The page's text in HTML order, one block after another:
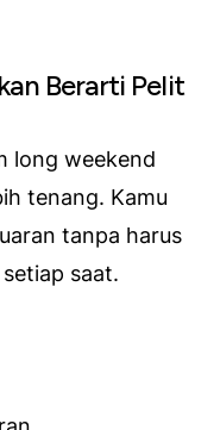
Berarti Pelit
long weekend
tenang. Kamu
tanpa harus
saat.